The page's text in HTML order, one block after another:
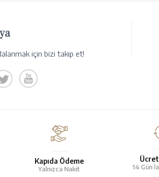
için bizi takip et!
Kapıda Ödeme
Yalnızca Nakit 14 Gün